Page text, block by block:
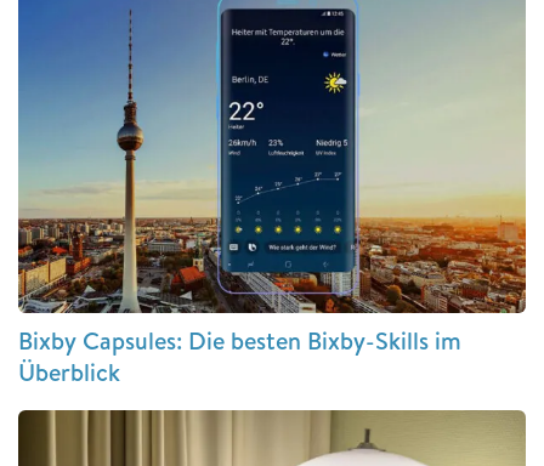
Bixby Capsules: Die besten Bixby-Skills im
Überblick